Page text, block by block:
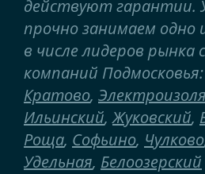
действуют гарантии.
прочно занимаем одно
в числе лидеров
компаний Подмосковья:
Кратово,
Ильинский,Жуковский,
Роща, Софьино, Чулково
Удельная, Белоозерский